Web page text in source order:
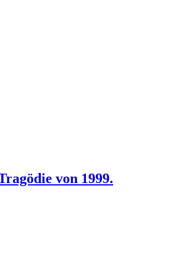
von 1999.